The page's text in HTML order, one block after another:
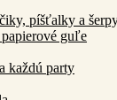
píšťalky a
guľe
každú party